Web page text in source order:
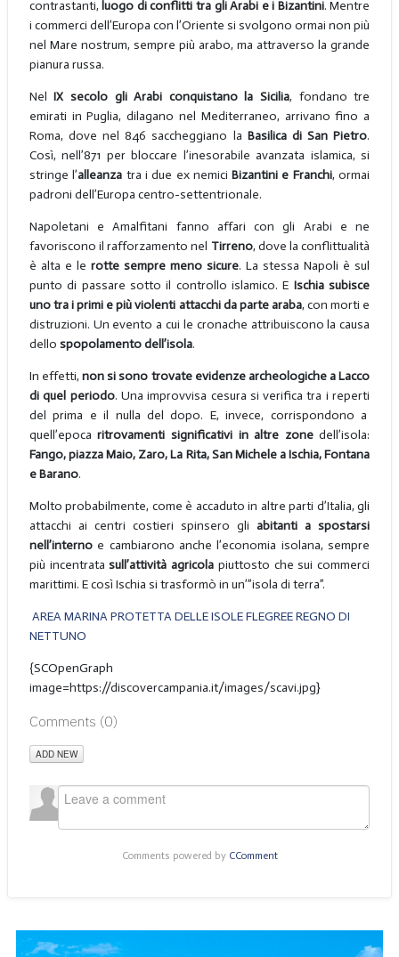
contrastanti, luogo di conflitti tra gli Arabi e i Bizantini. Mentre
i commerci dell’Europa con l’Oriente si svolgono ormai non più
nel Mare nostrum, sempre più arabo, ma attraverso la grande
pianura russa.
NelIX secolo gli Arabi conquistano la Sicilia, fondano tre
emirati in Puglia, dilagano nel Mediterraneo, arrivano fino a
Roma, dove nel 846 saccheggiano la Basilica di San Pietro.
Così, nell’871 per bloccare l’inesorabile avanzata islamica, si
stringe l’alleanza tra i due ex nemiciBizantini e Franchi, ormai
padroni dell’Europa centro-settentrionale.
Napoletani e Amalfitani fanno affari con gli Arabi e ne
favoriscono il rafforzamento nel Tirreno, dove la conflittualità
è alta e le rotte sempre meno sicure. La stessa Napoli è sul
punto di passare sotto il controllo islamico. E Ischia subisce
uno tra i primi e più violenti attacchi da parte araba, con morti e
distruzioni. Un evento a cui le cronache attribuiscono la causa
dello spopolamento dell’isola.
In effetti,non si sono trovate evidenze archeologiche a Lacco
di quel periodo. Una improvvisa cesura si verifica tra i reperti
del prima e il nulla del dopo. E, invece, corrispondono a
quell’epocaritrovamenti significativi in altre zonedell’isola:
Fango, piazza Maio, Zaro, La Rita, San Michele a Ischia, Fontana
e Barano.
Molto probabilmente, come è accaduto in altre parti d’Italia, gli
attacchi ai centri costieri spinsero gliabitanti a spostarsi
nell’internoe cambiarono anche l’economia isolana, sempre
più incentratasull’attività agricola piuttosto che sui commerci
marittimi. E così Ischia si trasformò in un’”isola di terra”.
AREA MARINA PROTETTA DELLE ISOLE FLEGREE REGNO DI
NETTUNO
{SCOpenGraph
image=https://discovercampania.it/images/scavi.jpg}
Comments (0)
ADD NEW
Comments powered by CComment